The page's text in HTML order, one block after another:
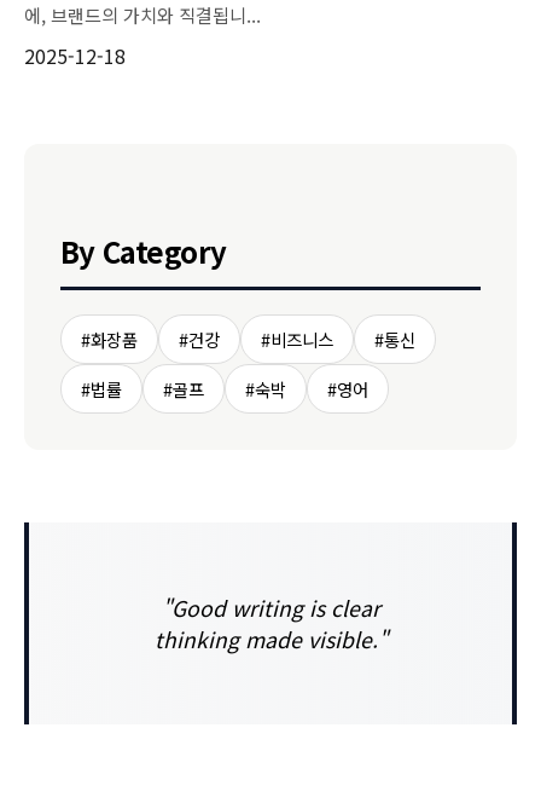
에, 브랜드의 가치와 직결됩니...
2025-12-18
By Category
#화장품 #건강 #비즈니스
#통신
#법률
#골프 #숙박 #영어
"Good writing is clear
thinking made visible."